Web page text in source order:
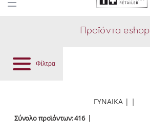
Προϊόντα eshop
Φίλτρα
ΓΥΝΑΙΚΑ | |
Σύνολο προϊόντων: 416